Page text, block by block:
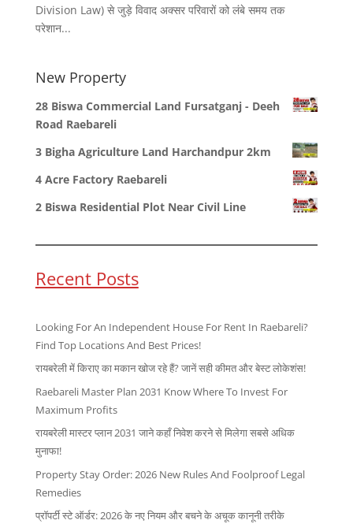
Division Law) से जुड़े विवाद अक्सर परिवारों को लंबे समय तक
परेशान...
New Property
28 Biswa Commercial Land Fursatganj - Deeh
Road Raebareli
3 Bigha Agriculture Land Harchandpur 2km
4 Acre Factory Raebareli
2 Biswa Residential Plot Near Civil Line
Recent Posts
Looking For An Independent House For Rent In Raebareli?
Find Top Locations And Best Prices!
रायबरेली में किराए का मकान खोज रहे हैं? जानें सही कीमत और बेस्ट लोकेशंस!
Raebareli Master Plan 2031 Know Where To Invest For
Maximum Profits
रायबरेली मास्टर प्लान 2031 जाने कहाँ निवेश करने से मिलेगा सबसे अधिक
मुनाफा!
Property Stay Order: 2026 New Rules And Foolproof Legal
Remedies
प्रॉपर्टी स्टे ऑर्डर: 2026 के नए नियम और बचने के अचूक कानूनी तरीके